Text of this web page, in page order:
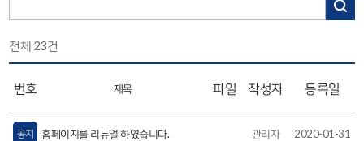
전체 23건
번호 제목 파일 작성자 등록일
공지 홈페이지를 리뉴얼 하였습니다. 관리자 2020-01-31